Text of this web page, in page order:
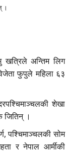
।
खत्रिले अन्तिम लिग
फुपुले महिला ६३
शेखा
जितिन् ।
पश्चिमाञ्चलकी सोम
र नेपाल आर्मीकी